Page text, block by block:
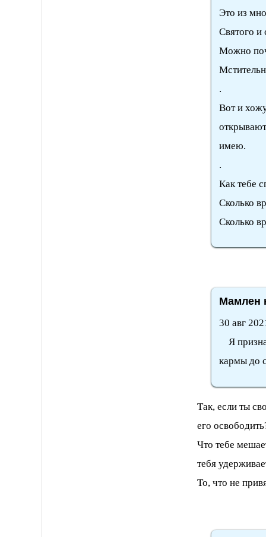
Это из
Святого и
Можно
.
Вот и
имею.
.
Как тебе
Сколько
Сколько
Мамлен
30 авг
Я
кармы до
Так, если ты
его
Что тебе
тебя
То, что не